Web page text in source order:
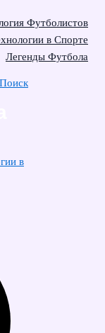
Футболистов
в Спорте
Легенды Футбола
Поиск
в